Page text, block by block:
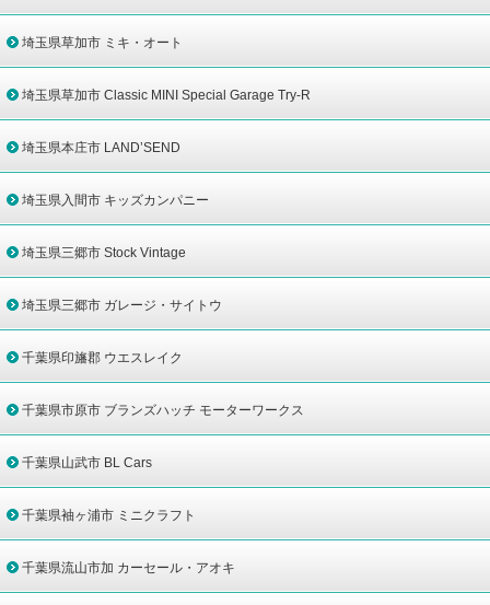
埼玉県草加市 ミキ・オート
埼玉県草加市 Classic MINI Special Garage Try-R
埼玉県本庄市 LAND’SEND
埼玉県入間市 キッズカンパニー
埼玉県三郷市 Stock Vintage
埼玉県三郷市 ガレージ・サイトウ
千葉県印旛郡 ウエスレイク
千葉県市原市 ブランズハッチ モーターワークス
千葉県山武市 BL Cars
千葉県袖ヶ浦市 ミニクラフト
千葉県流山市加 カーセール・アオキ